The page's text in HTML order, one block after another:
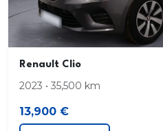
Régulateur de vitesse
Renault Multi-Sense
Rétroviseur intérieur
Rétroviseurs extérieurs
Renault Clio
2023 • 35,500 km
13,900 €